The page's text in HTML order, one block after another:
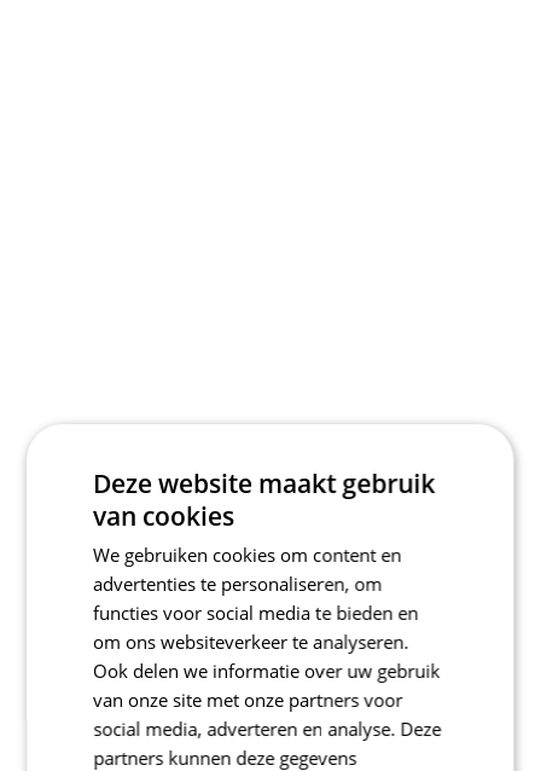
Deze website maakt gebruik
van cookies
We gebruiken cookies om content en
advertenties te personaliseren, om
functies voor social media te bieden en
om ons websiteverkeer te analyseren.
Ook delen we informatie over uw gebruik
van onze site met onze partners voor
social media, adverteren en analyse. Deze
partners kunnen deze gegevens